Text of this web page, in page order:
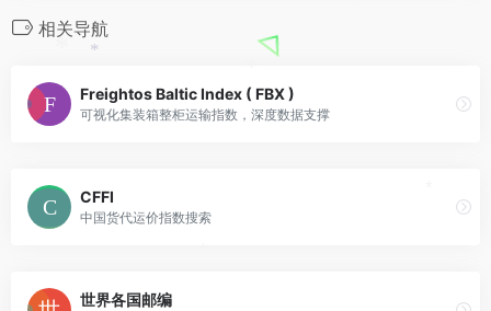
相关导航
Freightos Baltic Index ( FBX )
可视化集装箱整柜运输指数，深度数据支撑
CFFI
中国货代运价指数搜索
世界各国邮编
*